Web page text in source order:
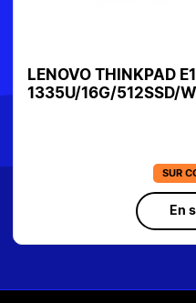
LENOVO THINKPAD
1335U/16G/512SSD/
SUR
En